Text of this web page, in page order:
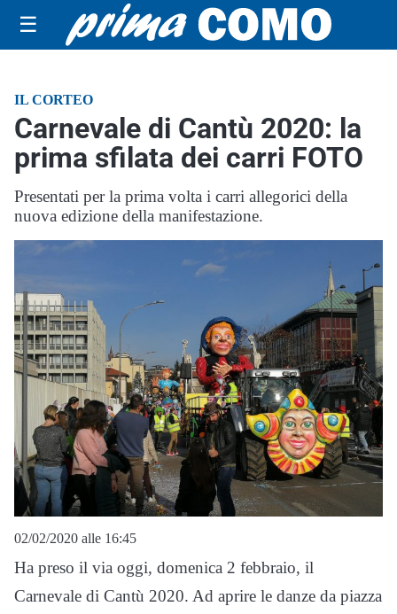
☰
IL CORTEO
Carnevale di Cantù 2020: la
prima sfilata dei carri FOTO
Presentati per la prima volta i carri allegorici della
nuova edizione della manifestazione.
02/02/2020 alle 16:45
Ha preso il via oggi, domenica 2 febbraio, il
Carnevale di Cantù 2020. Ad aprire le danze da piazza